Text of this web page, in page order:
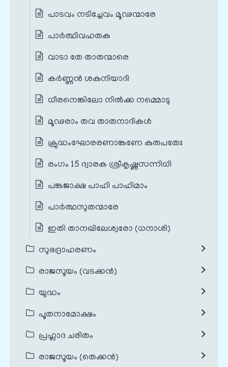
പാടവം നടിച്ചേവം മൂഢന്മാരേ
പാർത്ഥിവഹതക
വാടാ തേ താതന്മാരെ
കർണ്ണൻ ശകുനിയാദി
ധീരനെങ്കിലോ നിൽക്ക നമ്മൊടു
മൂഢരാം തവ താതനാദികൾ
ക്രുദ്ധംഘോരരണാങ്കണേ കുരുപതേഃ
രംഗം 15 ദ്വാരക ശ്രീകൃഷ്ണസന്നിധി
പങ്കജാക്ഷ പാഹി പാഹിമാം
പാർത്ഥസുതന്മാരേ
ഇതി താനഖിലേശ്വരോ (ധനാശി)
സുഭദ്രാഹരണം
രാജസൂയം (വടക്കൻ)
യുദ്ധം
പൂതനാമോക്ഷം
പ്രഹ്ലാദ ചരിതം
രാജസൂയം (തെക്കൻ)